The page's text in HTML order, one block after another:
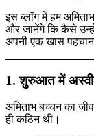
इस ब्लॉग में हम
और जानेंगे कि कैसे
अपनी एक खास पहचान
1. शुरुआत में
अमिताभ बच्चन का
ही कठिन थी।